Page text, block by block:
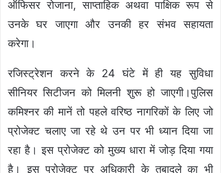
ऑफिसर रोजाना, साप्ताहिक अथवा पाक्षिक रूप से
उनके घर जाएगा और उनकी हर संभव सहायता
करेगा।
रजिस्ट्रेशन करने के 24 घंटे में ही यह सुविधा
सीनियर सिटीजन को मिलनी शुरू हो जाएगी।पुलिस
कमिश्नर की मानें तो पहले वरिष्ठ नागरिकों के लिए जो
प्रोजेक्ट चलाए जा रहे थे उन पर भी ध्यान दिया जा
रहा है। इस प्रोजेक्ट को मुख्य धारा में जोड़ दिया गया
है। इस प्रोजेक्ट पर अधिकारी के तबादले का भी